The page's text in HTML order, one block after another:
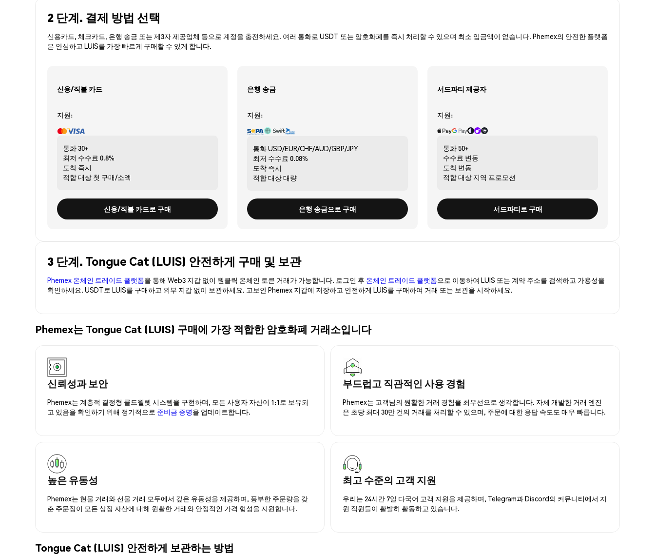
2 단계. 결제 방법 선택
신용카드, 체크카드, 은행 송금 또는 제3자 제공업체 등으로 계정을 충전하세요. 여러 통화로 USDT 또는 암호화폐를 즉시 처리할 수 있으며 최소 입금액이 없습니다. Phemex의 안전한 플랫폼
은 안심하고 LUIS를 가장 빠르게 구매할 수 있게 합니다.
신용/직불 카드
지원:
통화30+
최저 수수료 0.8%
도착 즉시
적합 대상 첫 구매/소액
신용/직불 카드로 구매
은행 송금
지원:
통화USD/EUR/CHF/AUD/GBP/JPY
최저 수수료 0.08%
도착 즉시
적합 대상대량
은행 송금으로 구매
서드파티 제공자
지원:
통화 50+
수수료 변동
도착 변동
적합 대상 지역 프로모션
서드파티로 구매
3 단계. Tongue Cat (LUIS) 안전하게 구매 및 보관
Phemex 온체인 트레이드 플랫폼을 통해 Web3 지갑 없이 원클릭 온체인 토큰 거래가 가능합니다. 로그인 후 온체인 트레이드 플랫폼으로 이동하여 LUIS 또는 계약 주소를 검색하고 가용성을
확인하세요. USDT로 LUIS를 구매하고 외부 지갑 없이 보관하세요. 고보안 Phemex 지갑에 저장하고 안전하게 LUIS를 구매하여 거래 또는 보관을 시작하세요.
Phemex는 Tongue Cat (LUIS) 구매에 가장 적합한 암호화폐 거래소입니다
신뢰성과 보안
Phemex는 계층적 결정형 콜드월렛 시스템을 구현하며, 모든 사용자 자산이 1:1로 보유되
고 있음을 확인하기 위해 정기적으로 준비금 증명을 업데이트합니다.
부드럽고 직관적인 사용 경험
Phemex는 고객님의 원활한 거래 경험을 최우선으로 생각합니다. 자체 개발한 거래 엔진
은 초당 최대 30만 건의 거래를 처리할 수 있으며, 주문에 대한 응답 속도도 매우 빠릅니다.
높은 유동성
Phemex는 현물 거래와 선물 거래 모두에서 깊은 유동성을 제공하며, 풍부한 주문량을 갖
춘 주문장이 모든 상장 자산에 대해 원활한 거래와 안정적인 가격 형성을 지원합니다.
최고 수준의 고객 지원
우리는 24시간 7일 다국어 고객 지원을 제공하며, Telegram과 Discord의 커뮤니티에서 지
원 직원들이 활발히 활동하고 있습니다.
Tongue Cat (LUIS) 안전하게 보관하는 방법